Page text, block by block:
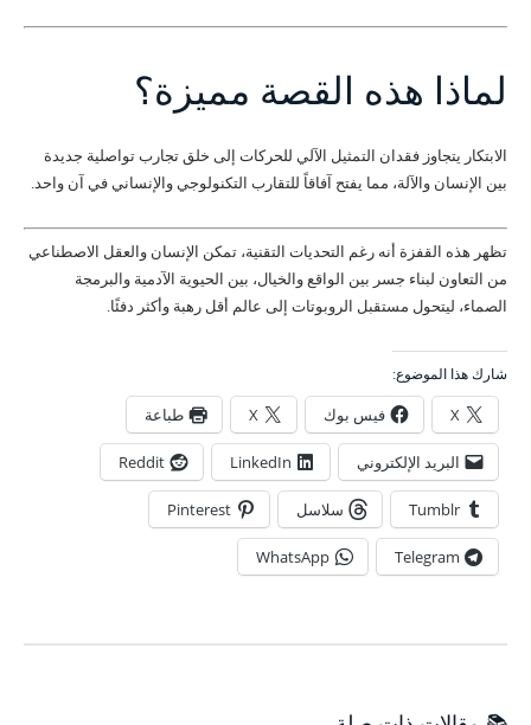
لماذا هذه القصة مميزة؟
الابتكار يتجاوز فقدان التمثيل الآلي للحركات إلى خلق تجارب تواصلية جديدة
بين الإنسان والآلة، مما يفتح آفاقاً للتقارب التكنولوجي والإنساني في آن واحد.
تظهر هذه القفزة أنه رغم التحديات التقنية، تمكن الإنسان والعقل الاصطناعي
من التعاون لبناء جسر بين الواقع والخيال، بين الحيوية الآدمية والبرمجة
الصماء، ليتحول مستقبل الروبوتات إلى عالم أقل رهبة وأكثر دفئًا.
شارك هذا الموضوع:
X فيس بوك X طباعة
البريد الإلكتروني LinkedIn
Reddit
Tumblr سلاسل Pinterest
Telegram
WhatsApp